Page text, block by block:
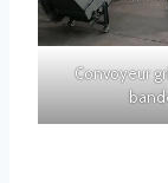
Convoyeur